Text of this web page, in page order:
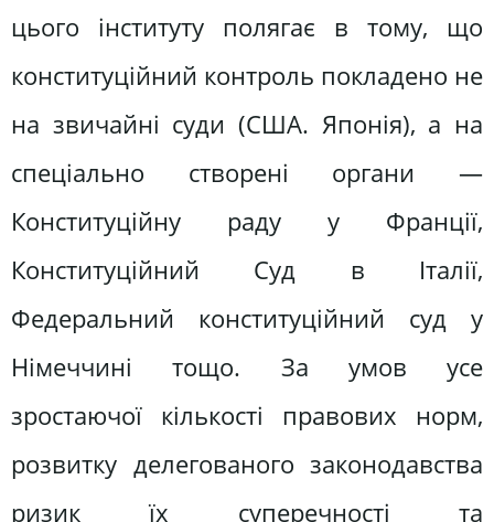
цього інституту полягає в тому, що
конституційний контроль покладено не
на звичайні суди (США. Японія), а на
спеціально створені органи —
Конституційну раду у Франції,
Конституційний Суд в Італії,
Федеральний конституційний суд у
Німеччині тощо. За умов усе
зростаючої кількості правових норм,
розвитку делегованого законодавства
ризик їх суперечності та